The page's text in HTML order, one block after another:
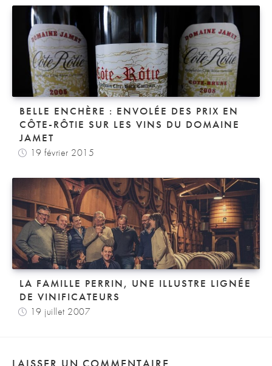
BELLE ENCHÈRE : ENVOLÉE DES PRIX EN
CÔTE-RÔTIE SUR LES VINS DU DOMAINE
JAMET
19 février 2015
LA FAMILLE PERRIN, UNE ILLUSTRE LIGNÉE
DE VINIFICATEURS
19 juillet 2007